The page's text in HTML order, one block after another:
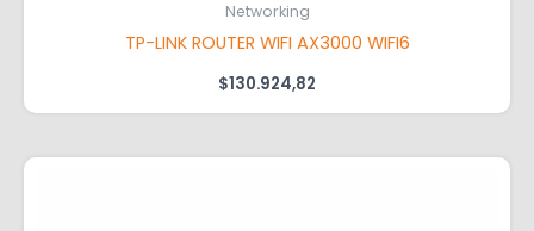
Networking
TP-LINK ROUTER WIFI AX3000 WIFI6
$130.924,82